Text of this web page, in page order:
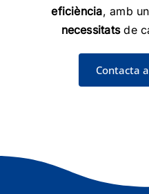
eficiència, amb un
necessitatsde
Contacta